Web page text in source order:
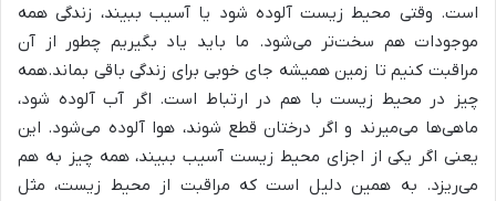
است. وقتی محیط زیست آلوده شود یا آسیب ببیند، زندگی همه
موجودات هم سخت‌تر می‌شود. ما باید یاد بگیریم چطور از آن
مراقبت کنیم تا زمین همیشه جای خوبی برای زندگی باقی بماند.همه
چیز در محیط زیست با هم در ارتباط است. اگر آب آلوده شود،
ماهی‌ها می‌میرند و اگر درختان قطع شوند، هوا آلوده می‌شود. این
یعنی اگر یکی از اجزای محیط زیست آسیب ببیند، همه چیز به هم
می‌ریزد. به همین دلیل است که مراقبت از محیط زیست، مثل